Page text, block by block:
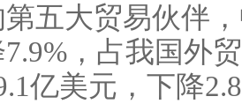
第五大贸易伙伴
，占我国外
亿美元，下降